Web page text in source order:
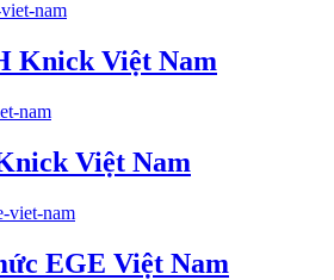
Knick Việt Nam
Việt Nam
EGE Việt Nam